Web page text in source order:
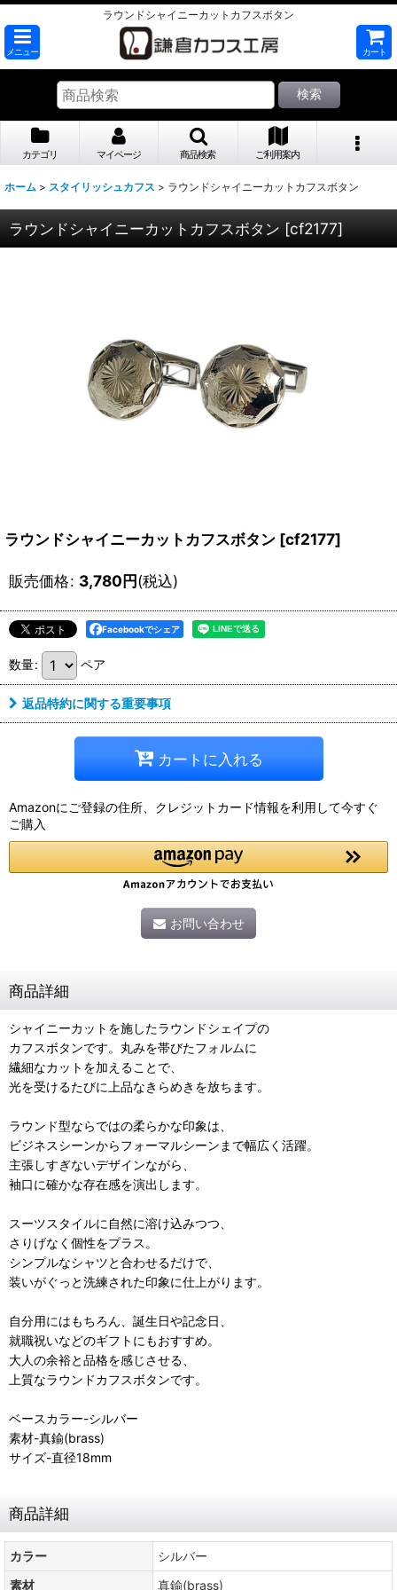
ラウンドシャイニーカットカフスボタン
メニュー カート
検索
カテゴリ マイページ 商品検索 ご利用案内
ホーム > スタイリッシュカフス > ラウンドシャイニーカットカフスボタン
ラウンドシャイニーカットカフスボタン [cf2177]
ラウンドシャイニーカットカフスボタン [cf2177]
販売価格: 3,780円(税込)
Facebookでシェア
数量: ペア
返品特約に関する重要事項
カートに入れる
Amazonにご登録の住所、クレジットカード情報を利用して今すぐ
ご購入
お問い合わせ
商品詳細
シャイニーカットを施したラウンドシェイプの
カフスボタンです。丸みを帯びたフォルムに
繊細なカットを加えることで、
光を受けるたびに上品なきらめきを放ちます。
ラウンド型ならではの柔らかな印象は、
ビジネスシーンからフォーマルシーンまで幅広く活躍。
主張しすぎないデザインながら、
袖口に確かな存在感を演出します。
スーツスタイルに自然に溶け込みつつ、
さりげなく個性をプラス。
シンプルなシャツと合わせるだけで、
装いがぐっと洗練された印象に仕上がります。
自分用にはもちろん、誕生日や記念日、
就職祝いなどのギフトにもおすすめ。
大人の余裕と品格を感じさせる、
上質なラウンドカフスボタンです。
ベースカラー-シルバー
素材-真鍮(brass)
サイズ-直径18mm
商品詳細
カラー
シルバー
素材
真鍮(brass)